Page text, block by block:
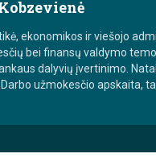
ekonomikos ir viešojo
bei finansų valdymo
dalyvių įvertinimo.
užmokesčio apskaita,